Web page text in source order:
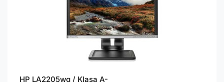
HP LA2205wg / Klasa A-